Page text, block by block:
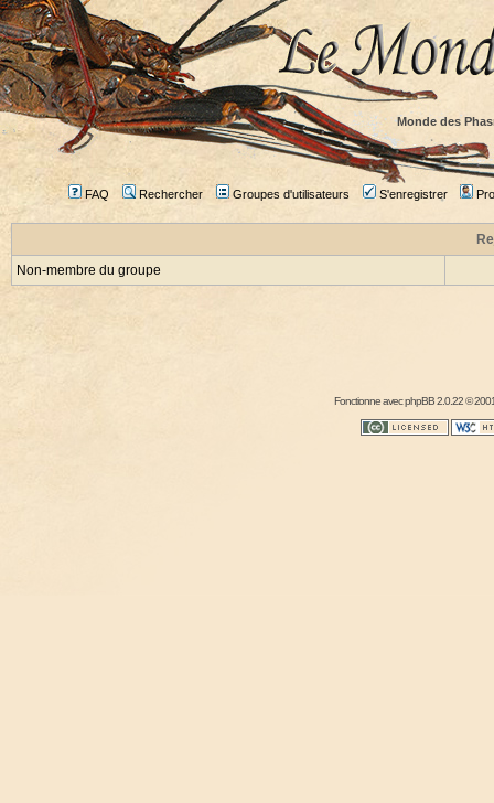
Monde des
FAQ Rechercher Groupes d'utilisateurs S'enregistrer
Non-membre du groupe
Fonctionne avecphpBB2.0.22 ©